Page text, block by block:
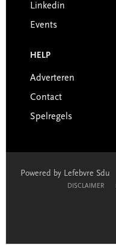
Linkedin
Events
HELP
Adverteren
Contact
Spelregels
Powered by Lefebvre Sdu
DISCLAIMER